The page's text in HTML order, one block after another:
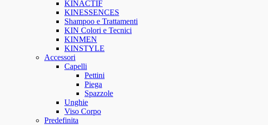
KINACTIF
KINESSENCES
Shampoo e Trattamenti
KIN Colori e Tecnici
KINMEN
KINSTYLE
Accessori
Capelli
Pettini
Piega
Spazzole
Unghie
Viso Corpo
Predefinita